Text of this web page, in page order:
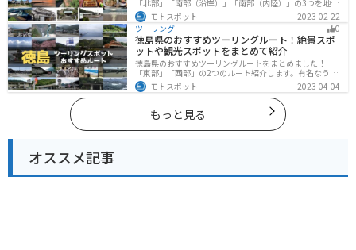
「北部」「南部（沿岸）」「南部（内陸）」の3つを地域
別で紹介します！千葉は首都圏からのアクセスも良く、
海と山どちらも堪能できるのでツーリングには最適な場
所です。
モトスポット
2023-02-22
ツーリング
0
徳島県のおすすめツーリングルート！絶景スポ
ットや観光スポットをまとめて紹介
徳島県のおすすめツーリングルートをまとめました！
「東部」「西部」の2つのルート紹介します。有名なうず
しおや山を中心とした自然豊かなスポットが多数ありま
す。バイクで徳島県にツーリングに行く際は参考にして
ください。
モトスポット 2023-04-04
もっと見る
オススメ記事